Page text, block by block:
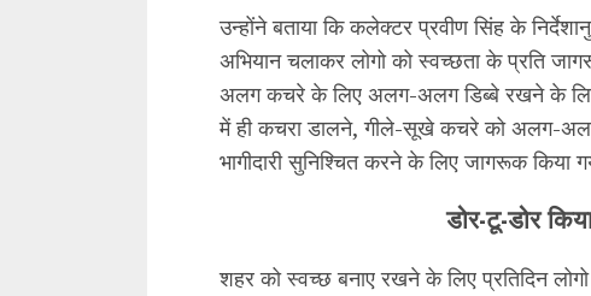
उन्होंने बताया कि कलेक्टर प्रवीण सिंह के
अभियान चलाकर लोगो को स्वच्छता के प्रति
अलग कचरे के लिए अलग-अलग डिब्बे रखने के लिए
में ही कचरा डालने, गीले-सूखे कचरे को अलग-
भागीदारी सुनिश्चित करने के लिए जागरूक किया
डोर-टू-डोर
शहर को स्वच्छ बनाए रखने के लिए प्रतिदिन